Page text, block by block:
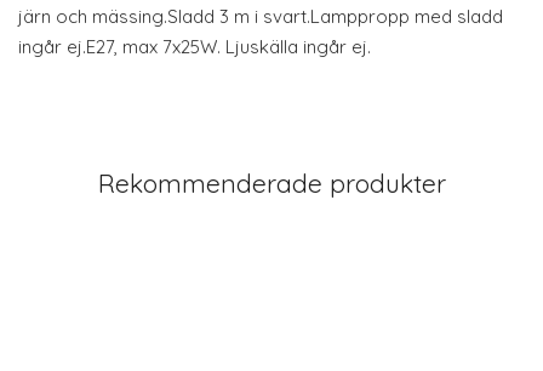
järn och mässing.Sladd 3 m i svart.Lamppropp med sladd
ingår ej.E27, max 7x25W. Ljuskälla ingår ej.
Rekommenderade produkter